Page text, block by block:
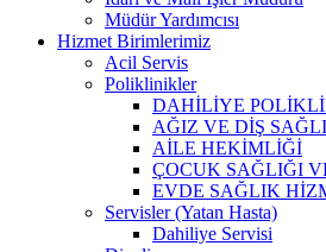
Müdür Yardımcısı
Hizmet Birimlerimiz
Acil Servis
Poliklinikler
DAHİLİYE
AĞIZ VE DİŞ
AİLE HEKİMLİĞİ
ÇOCUK SAĞLIĞI
EVDE SAĞLIK
Servisler (Yatan Hasta)
Dahiliye Servisi